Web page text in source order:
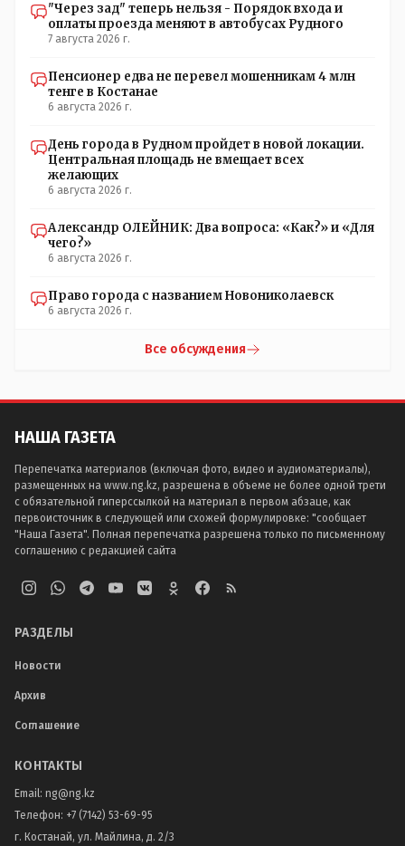
умудряемся похерить(
"Через зад" теперь нельзя - Порядок входа и
оплаты проезда меняют в автобусах Рудного
7 августа 2026 г.
Пенсионер едва не перевел мошенникам 4 млн
тенге в Костанае
6 августа 2026 г.
День города в Рудном пройдет в новой локации.
Центральная площадь не вмещает всех
желающих
6 августа 2026 г.
Александр ОЛЕЙНИК: Два вопроса: «Как?» и «Для
чего?»
6 августа 2026 г.
Право города с названием Новониколаевск
6 августа 2026 г.
Все обсуждения
НАША ГАЗЕТА
Перепечатка материалов (включая фото, видео и аудиоматериалы),
размещенных на www.ng.kz, разрешена в объеме не более одной трети
с обязательной гиперссылкой на материал в первом абзаце, как
первоисточник в следующей или схожей формулировке: "сообщает
"Наша Газета". Полная перепечатка разрешена только по письменному
соглашению с редакцией сайта
РАЗДЕЛЫ
Новости
Архив
Соглашение
КОНТАКТЫ
Email: ng@ng.kz
Телефон: +7 (7142) 53-69-95
г. Костанай, ул. Майлина, д. 2/3